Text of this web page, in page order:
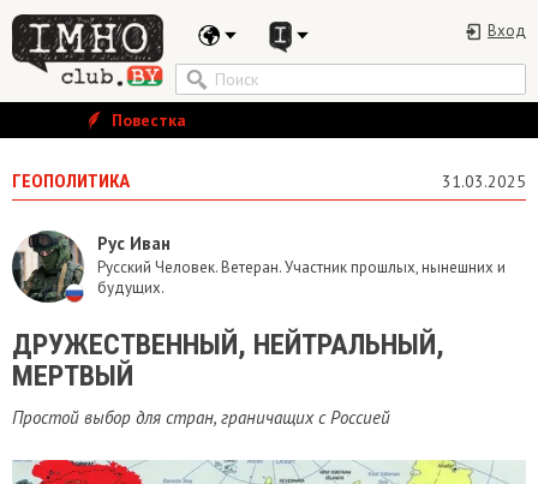
Вход
Повестка
ГЕОПОЛИТИКА 31.03.2025
Рус Иван
Русский Человек. Ветеран. Участник прошлых, нынешних и
будущих.
​ДРУЖЕСТВЕННЫЙ, НЕЙТРАЛЬНЫЙ,
МЕРТВЫЙ
Простой выбор для стран, граничащих с Россией